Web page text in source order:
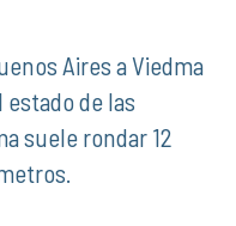
Aires a Viedma
de las
suele rondar 12